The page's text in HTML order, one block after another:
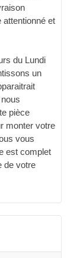
attentionné et
du Lundi
un
pièce
monter votre
vous
est complet
de votre